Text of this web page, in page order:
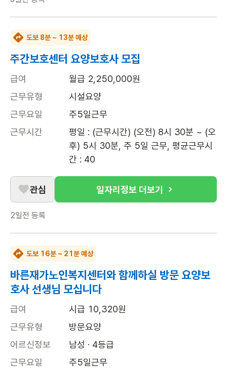
도보 8분 ~ 13분 예상
주간보호센터 요양보호사 모집
급여
월급 2,250,000원
근무유형
시설요양
근무요일
주5일근무
근무시간
평일 : (근무시간) (오전) 8시 30분 ~ (오
후) 5시 30분, 주 5일 근무, 평균근무시
간 : 40
관심 일자리정보 더보기
2일전 등록
도보 16분 ~ 21분 예상
바른재가노인복지센터와 함께하실 방문 요양보
호사 선생님 모십니다
급여
시급 10,320원
근무유형
방문요양
어르신정보
남성 · 4등급
근무요일
주5일근무